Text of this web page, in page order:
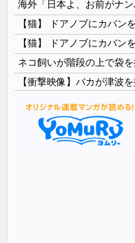
【衝撃映像】バカが津波